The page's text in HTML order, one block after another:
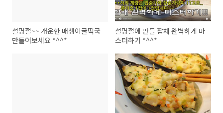
설명절~~ 개운한 매생이굴떡국
만들어보세요 *^^*
설명절에 만들 잡채 완벽하게 마
스터하기 *^^*